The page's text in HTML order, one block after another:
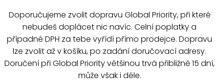
Doporučujeme zvolit dopravu Global Priority, při které
nebudeš doplácet nic navíc. Celní poplatky a
případné DPH za tebe vyřídí přímo prodejce. Dopravu
lze zvolit až v košíku, po zadání doručovací adresy.
Doručení při Global Priority většinou trvá přibližně 15 dní,
může však i déle.